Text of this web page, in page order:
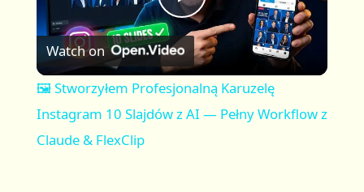
c
r
e
n
P
l
a
Watch on
🖼️ Stworzyłem Profesjonalną Karuzelę
Instagram 10 Slajdów z AI — Pełny Workflow z
Claude & FlexClip